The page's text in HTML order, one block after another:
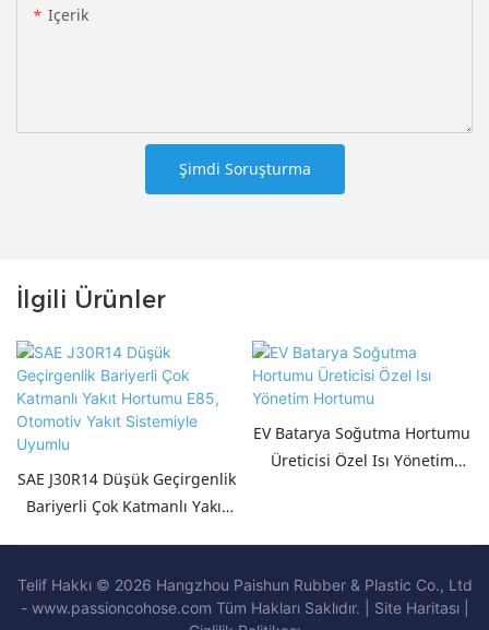
Içerik
Şimdi Soruşturma
İlgili Ürünler
SAE J30R14 Düşük Geçirgenlik
Bariyerli Çok Katmanlı Yakıt
EV Batarya Soğutma Hortumu
Üreticisi Özel Isı Yönetim
Telif Hakkı © 2026 Hangzhou Paishun Rubber & Plastic Co., Ltd
- www.passioncohose.com Tüm Hakları Saklıdır. |
Site Haritası